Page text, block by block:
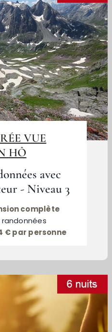
VUE
HÔ
avec
- Niveau 3
complète
€ par personne